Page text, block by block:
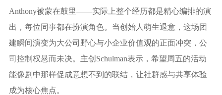
Anthony被蒙在鼓里——实际上整个经历都是精心编排的演
出，每位同事都在扮演角色。当创始人萌生退意，这场团
建瞬间演变为大公司野心与小企业价值观的正面冲突，公
司控制权悬而未决。主创Schulman表示，希望周五的活动
能像剧中那样促成意想不到的联结，让社群感与共享体验
成为核心焦点。